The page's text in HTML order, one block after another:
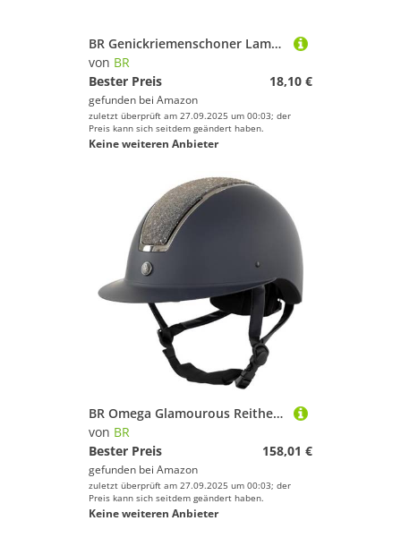
BR Genickriemenschoner Lammfell - Size 32
von BR
Bester Preis
18,10 €
gefunden bei Amazon
zuletzt überprüft am 27.09.2025 um 00:03; der
Preis kann sich seitdem geändert haben.
Keine weiteren Anbieter
BR Omega Glamourous Reithelm, Größe:55/57, Farbe:Navy
von BR
Bester Preis
158,01 €
gefunden bei Amazon
zuletzt überprüft am 27.09.2025 um 00:03; der
Preis kann sich seitdem geändert haben.
Keine weiteren Anbieter